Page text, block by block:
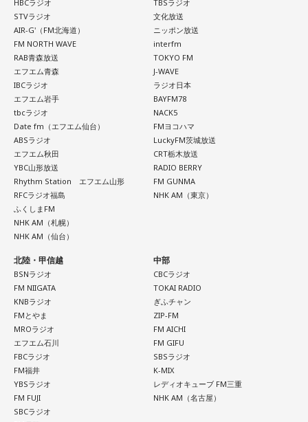
HBCラジオ
STVラジオ
AIR-G'（FM北海道）
FM NORTH WAVE
RAB青森放送
エフエム青森
IBCラジオ
エフエム岩手
tbcラジオ
Date fm（エフエム仙台）
ABSラジオ
エフエム秋田
YBC山形放送
Rhythm Station エフエム山形
RFCラジオ福島
ふくしまFM
NHK AM（札幌）
NHK AM（仙台）
TBSラジオ
文化放送
ニッポン放送
interfm
TOKYO FM
J-WAVE
ラジオ日本
BAYFM78
NACK5
FMヨコハマ
LuckyFM茨城放送
CRT栃木放送
RADIO BERRY
FM GUNMA
NHK AM（東京）
北陸・甲信越
BSNラジオ
FM NIIGATA
KNBラジオ
FMとやま
MROラジオ
エフエム石川
FBCラジオ
FM福井
YBSラジオ
FM FUJI
SBCラジオ
中部
CBCラジオ
TOKAI RADIO
ぎふチャン
ZIP-FM
FM AICHI
FM GIFU
SBSラジオ
K-MIX
レディオキューブ FM三重
NHK AM（名古屋）